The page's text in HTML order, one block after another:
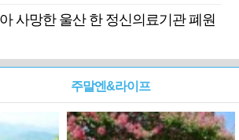
사망한 울산 한 정신의료기관 폐원
주말엔&라이프